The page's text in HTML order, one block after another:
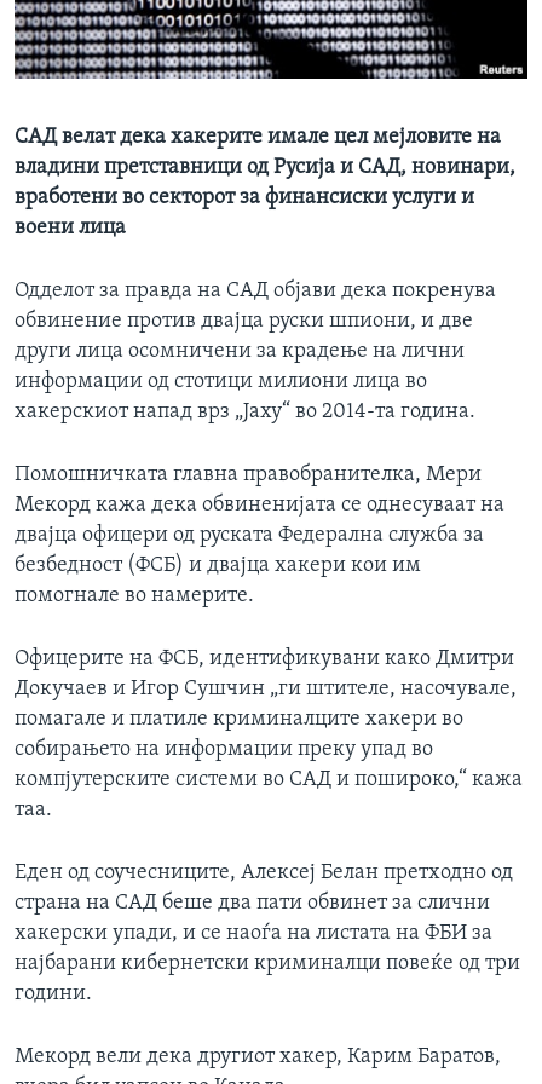
ИНТЕРВЈУА
Јазици
САД велат дека хакерите имале цел мејловите на
владини претставници од Русија и САД, новинари,
вработени во секторот за финансиски услуги и
воени лица
Одделот за правда на САД објави дека покренува
обвинение против двајца руски шпиони, и две
други лица осомничени за крадење на лични
информации од стотици милиони лица во
хакерскиот напад врз „Јаху“ во 2014-та година.
Помошничката главна правобранителка, Мери
Мекорд кажа дека обвиненијата се однесуваат на
двајца офицери од руската Федерална служба за
безбедност (ФСБ) и двајца хакери кои им
помогнале во намерите.
Офицерите на ФСБ, идентификувани како Дмитри
Докучаев и Игор Сушчин „ги штителе, насочувале,
помагале и платиле криминалците хакери во
собирањето на информации преку упад во
компјутерските системи во САД и пошироко,“ кажа
таа.
Еден од соучесниците, Алексеј Белан претходно од
страна на САД беше два пати обвинет за слични
хакерски упади, и се наоѓа на листата на ФБИ за
најбарани кибернетски криминалци повеќе од три
години.
Мекорд вели дека другиот хакер, Карим Баратов,